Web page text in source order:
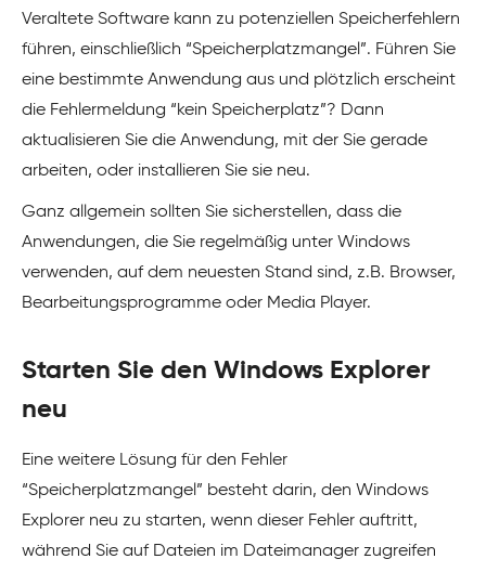
Veraltete Software kann zu potenziellen Speicherfehlern
führen, einschließlich “Speicherplatzmangel”. Führen Sie
eine bestimmte Anwendung aus und plötzlich erscheint
die Fehlermeldung “kein Speicherplatz”? Dann
aktualisieren Sie die Anwendung, mit der Sie gerade
arbeiten, oder installieren Sie sie neu.
Ganz allgemein sollten Sie sicherstellen, dass die
Anwendungen, die Sie regelmäßig unter Windows
verwenden, auf dem neuesten Stand sind, z.B. Browser,
Bearbeitungsprogramme oder Media Player.
Starten Sie den Windows Explorer
neu
Eine weitere Lösung für den Fehler
“Speicherplatzmangel” besteht darin, den Windows
Explorer neu zu starten, wenn dieser Fehler auftritt,
während Sie auf Dateien im Dateimanager zugreifen